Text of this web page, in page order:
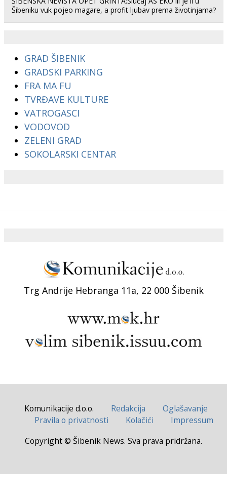
Šibeniku vuk pojeo magare, a profit ljubav prema životinjama?
GRAD ŠIBENIK
GRADSKI PARKING
FRA MA FU
TVRĐAVE KULTURE
VATROGASCI
VODOVOD
ZELENI GRAD
SOKOLARSKI CENTAR
Trg Andrije Hebranga 11a, 22 000 Šibenik
Komunikacije d.o.o. Redakcija
Oglašavanje
Pravila o privatnosti
Kolačići
Impressum
Copyright © Šibenik News. Sva prava pridržana.